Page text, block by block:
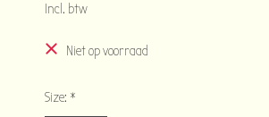
Incl. btw
Niet op voorraad
Size: *